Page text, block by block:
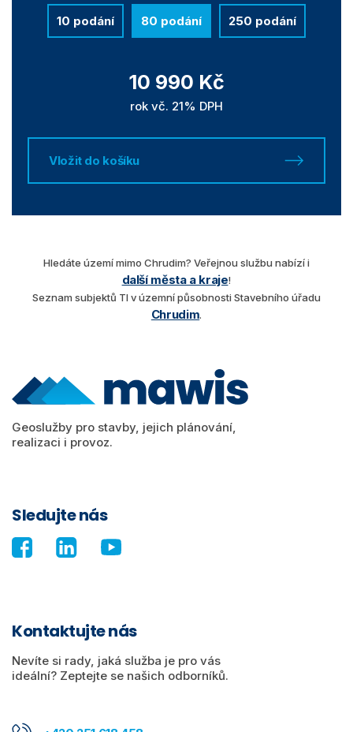
10 podání 80 podání 250 podání
10 990 Kč
rok vč. 21% DPH
Vložit do košíku
Hledáte území mimo Chrudim? Veřejnou službu nabízí i
další města a kraje!
Seznam subjektů TI v územní působnosti Stavebního úřadu
Chrudim.
Geoslužby pro stavby, jejich plánování,
realizaci i provoz.
Sledujte nás
Kontaktujte nás
Nevíte si rady, jaká služba je pro vás
ideální? Zeptejte se našich odborníků.